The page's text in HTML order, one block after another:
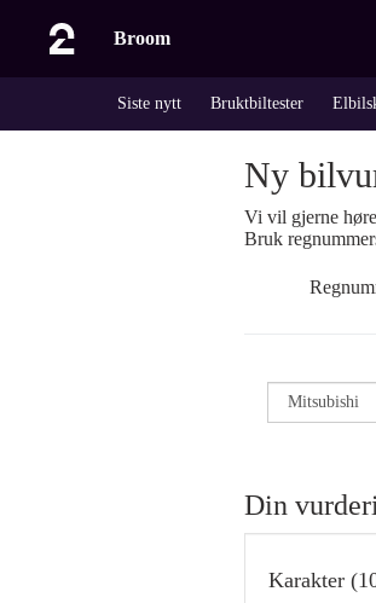
Broom
Siste nytt Bruktbiltester
Ny
Vi vil gjerne
Bruk
Din
Karakter